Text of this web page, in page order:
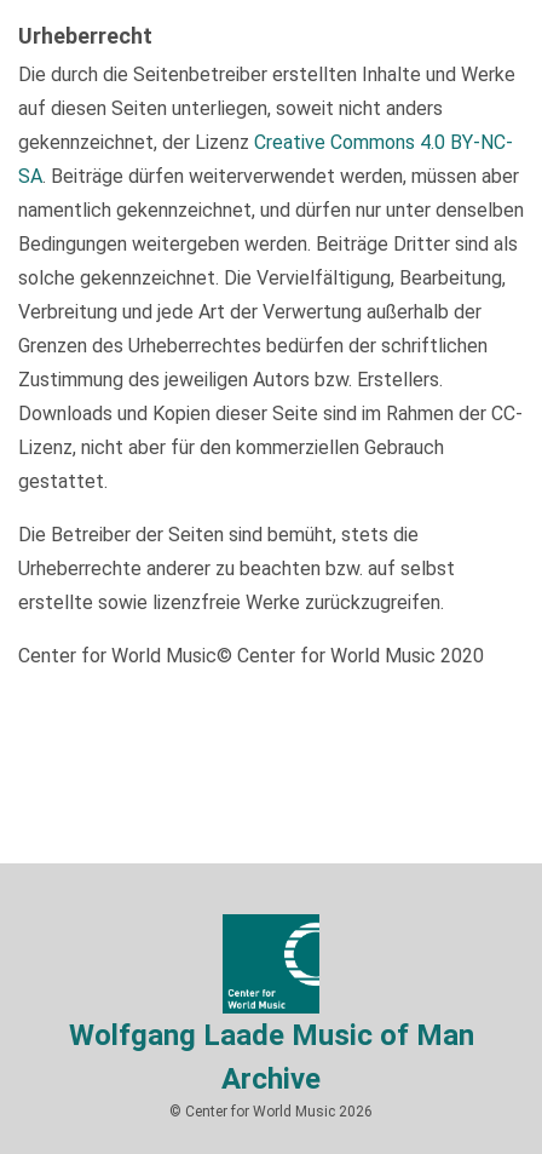
Urheberrecht
Die durch die Seitenbetreiber erstellten Inhalte und Werke
auf diesen Seiten unterliegen, soweit nicht anders
gekennzeichnet, der Lizenz Creative Commons 4.0 BY-NC-
SA. Beiträge dürfen weiterverwendet werden, müssen aber
namentlich gekennzeichnet, und dürfen nur unter denselben
Bedingungen weitergeben werden. Beiträge Dritter sind als
solche gekennzeichnet. Die Vervielfältigung, Bearbeitung,
Verbreitung und jede Art der Verwertung außerhalb der
Grenzen des Urheberrechtes bedürfen der schriftlichen
Zustimmung des jeweiligen Autors bzw. Erstellers.
Downloads und Kopien dieser Seite sind im Rahmen der CC-
Lizenz, nicht aber für den kommerziellen Gebrauch
gestattet.
Die Betreiber der Seiten sind bemüht, stets die
Urheberrechte anderer zu beachten bzw. auf selbst
erstellte sowie lizenzfreie Werke zurückzugreifen.
Center for World Music© Center for World Music 2020
Wolfgang Laade Music of Man
Archive
© Center for World Music 2026